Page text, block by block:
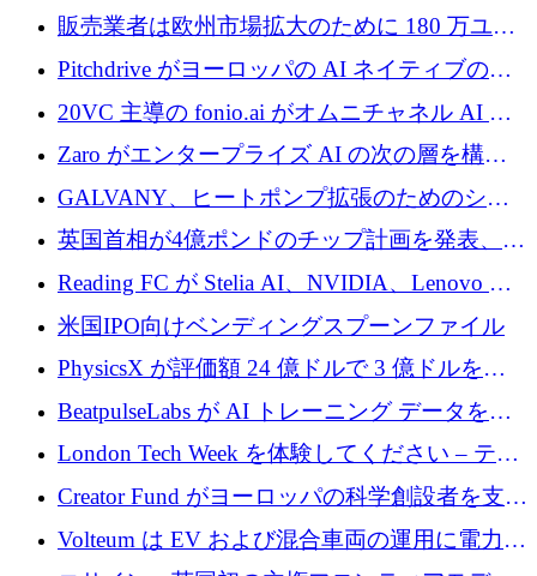
あるエンタープライズ AI を強化
販売業者は欧州市場拡大のために 180 万ユー
ロを確保
Pitchdrive がヨーロッパの AI ネイティブの創
業者を支援するために 6,000 万ユーロを調達
20VC 主導の fonio.ai がオムニチャネル AI プ
ラットフォームのために 1,700 万ドルを調達
Zaro がエンタープライズ AI の次の層を構築
するために 510 万ドルを獲得
GALVANY、ヒートポンプ拡張のためのシー
ドラウンドで1,000万ユーロを確保
英国首相が4億ポンドのチップ計画を発表、英
国の新興企業は「ここで拡大」し「ここに留
まる」
Reading FC が Stelia AI、NVIDIA、Lenovo と
協力して AI Center of Excellence を立ち上げ
米国IPO向けベンディングスプーンファイル
PhysicsX が評価額 24 億ドルで 3 億ドルを調
達
BeatpulseLabs が AI トレーニング データを拡
張するために 180 万ドルのプレシードを調達
London Tech Week を体験してください – テク
ノロジーがヨーロッパのイノベーションの未
来を形作る場所
Creator Fund がヨーロッパの科学創設者を支援
するために 5,600 万ドルを調達
Volteum は EV および混合車両の運用に電力を
供給するために 250 万ユーロを寄付